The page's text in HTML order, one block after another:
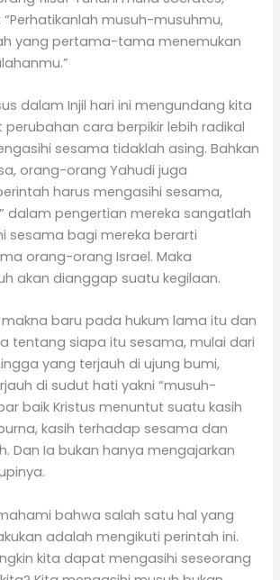
musuh-musuhmu,
yang pertama-tama menemukan
dalam Injil hari ini mengundang kita
cara berpikir lebih radikal
sesama tidaklah asing. Bahkan
orang-orang Yahudi juga
harus mengasihi sesama,
dalam pengertian mereka sangatlah
sesama bagi mereka berarti
orang-orang Israel. Maka
akan dianggap suatu kegilaan.
baru pada hukum lama itu dan
tentang siapa itu sesama, mulai dari
yang terjauh di ujung bumi,
di sudut hati yakni “musuh-
baik Kristus menuntut suatu kasih
kasih terhadap sesama dan
Dan Ia bukan hanya mengajarkan
bahwa salah satu hal yang
adalah mengikuti perintah ini.
kita dapat mengasihi seseorang